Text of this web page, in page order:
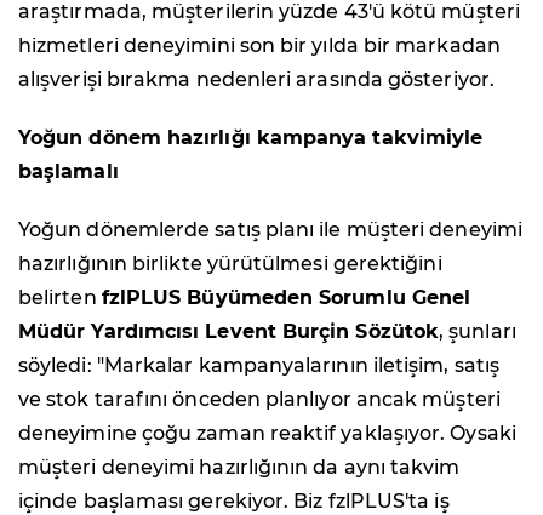
araştırmada, müşterilerin yüzde 43'ü kötü müşteri
hizmetleri deneyimini son bir yılda bir markadan
alışverişi bırakma nedenleri arasında gösteriyor.
Yoğun dönem hazırlığı kampanya takvimiyle
başlamalı
Yoğun dönemlerde satış planı ile müşteri deneyimi
hazırlığının birlikte yürütülmesi gerektiğini
belirten fzlPLUS Büyümeden Sorumlu Genel
Müdür Yardımcısı Levent Burçin Sözütok, şunları
söyledi: "Markalar kampanyalarının iletişim, satış
ve stok tarafını önceden planlıyor ancak müşteri
deneyimine çoğu zaman reaktif yaklaşıyor. Oysaki
müşteri deneyimi hazırlığının da aynı takvim
içinde başlaması gerekiyor. Biz fzlPLUS'ta iş